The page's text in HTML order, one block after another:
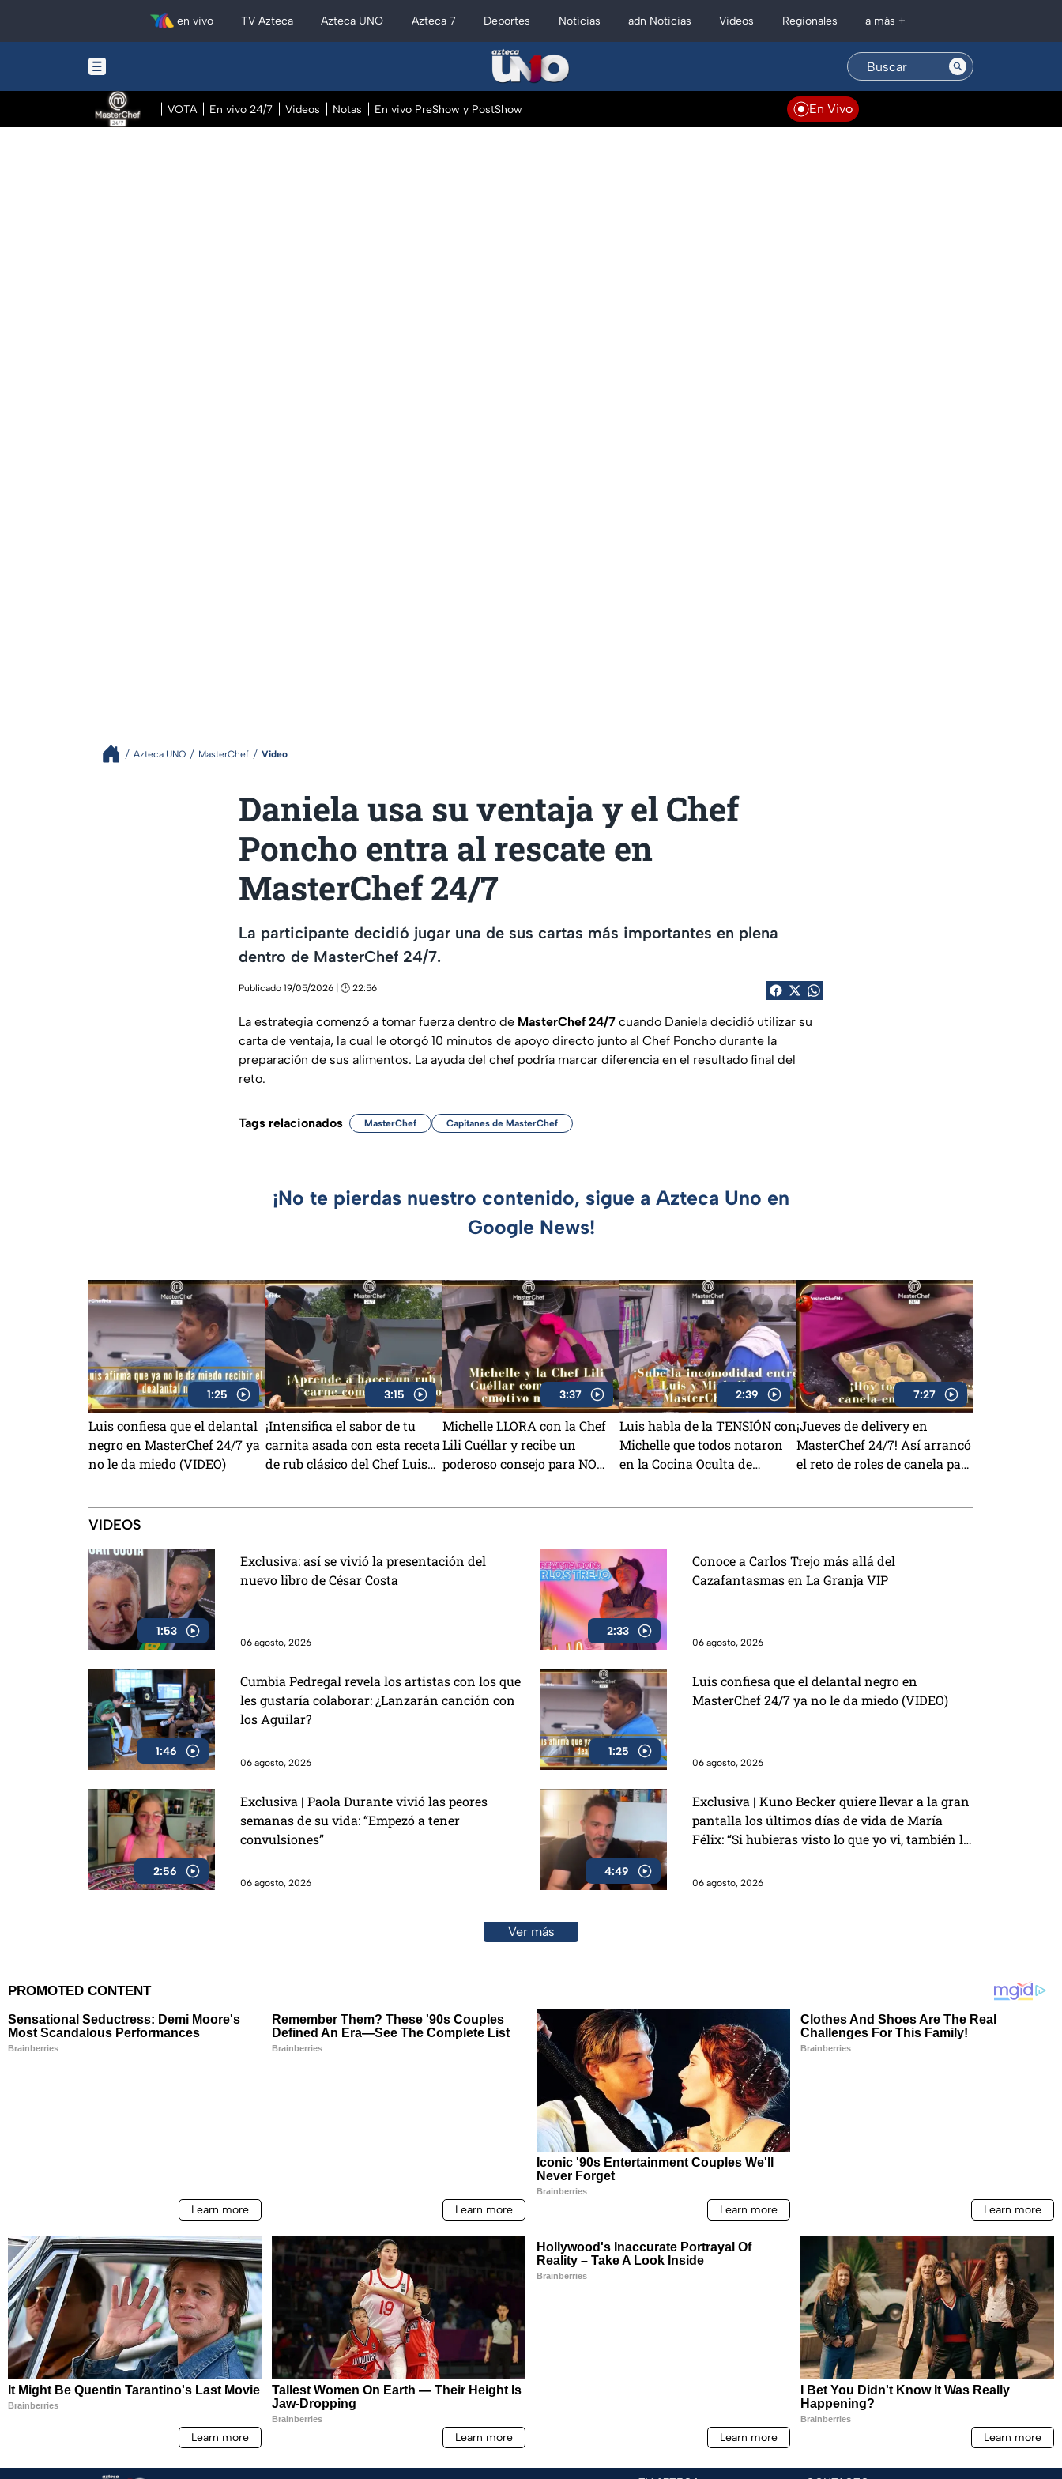
en vivo TV Azteca Azteca UNO Azteca 7 Deportes Noticias adn Noticias Videos Regionales a más +
VOTA En vivo 24/7 Videos Notas En vivo PreShow y PostShow En Vivo
Azteca UNO MasterChef Video
Daniela usa su ventaja y el Chef
Poncho entra al rescate en
MasterChef 24/7
La participante decidió jugar una de sus cartas más importantes en plena
dentro de MasterChef 24/7.
Publicado 19/05/2026 | 🕑 22:56
La estrategia comenzó a tomar fuerza dentro de MasterChef 24/7 cuando Daniela decidió utilizar su
carta de ventaja, la cual le otorgó 10 minutos de apoyo directo junto al Chef Poncho durante la
preparación de sus alimentos. La ayuda del chef podría marcar diferencia en el resultado final del
reto.
Tags relacionados MasterChef Capitanes de MasterChef
¡No te pierdas nuestro contenido, sigue a Azteca Uno en
Google News!
1:25
Luis confiesa que el delantal
negro en MasterChef 24/7 ya
no le da miedo (VIDEO)
3:15
¡Intensifica el sabor de tu
carnita asada con esta receta
de rub clásico del Chef Luis
3:37
Michelle LLORA con la Chef
Lili Cuéllar y recibe un
poderoso consejo para NO
2:39
Luis habla de la TENSIÓN con
Michelle que todos notaron
en la Cocina Oculta de
7:27
¡Jueves de delivery en
MasterChef 24/7! Así arrancó
el reto de roles de canela para
VIDEOS
1:53
Exclusiva: así se vivió la presentación del
nuevo libro de César Costa
06 agosto, 2026
2:33
Conoce a Carlos Trejo más allá del
Cazafantasmas en La Granja VIP
06 agosto, 2026
1:46
Cumbia Pedregal revela los artistas con los que
les gustaría colaborar: ¿Lanzarán canción con
los Aguilar?
06 agosto, 2026
1:25
Luis confiesa que el delantal negro en
MasterChef 24/7 ya no le da miedo (VIDEO)
06 agosto, 2026
2:56
Exclusiva | Paola Durante vivió las peores
semanas de su vida: “Empezó a tener
convulsiones”
06 agosto, 2026
4:49
Exclusiva | Kuno Becker quiere llevar a la gran
pantalla los últimos días de vida de María
Félix: “Si hubieras visto lo que yo vi, también lo
06 agosto, 2026
Ver más